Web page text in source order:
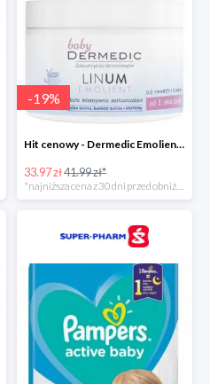
-19%
Hit cenowy - Dermedic Emolient Baby Linum
33.97 zł41.99 zł*